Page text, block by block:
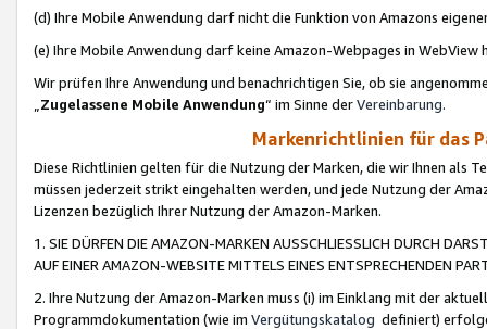
(d) Ihre Mobile Anwendung darf nicht die Funktion von Amazons
(e) Ihre Mobile Anwendung darf keine Amazon-Webpages in WebView
Wir prüfen Ihre Anwendung und benachrichtigen Sie, ob sie
„Zugelassene Mobile Anwendung“ im Sinne derVereinbarung.
Markenrichtlinien für das
Diese Richtlinien gelten für die Nutzung der Marken, die wir Ihnen als
müssen jederzeit strikt eingehalten werden, und jede Nutzung der
Lizenzen bezüglich Ihrer Nutzung der Amazon-Marken.
1. SIE DÜRFEN DIE AMAZON-MARKEN AUSSCHLIESSLICH DURCH
AUF EINER AMAZON-WEBSITE MITTELS EINES ENTSPRECHENDEN
2. Ihre Nutzung der Amazon-Marken muss (i) im Einklang mit der
Programmdokumentation (wie im Vergütungskatalog definiert)